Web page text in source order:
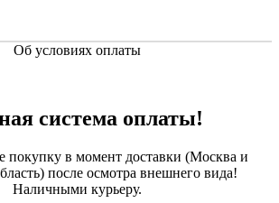
Об условиях оплаты
система оплаты!
покупку в момент доставки (Москва и
после осмотра внешнего вида!
Наличными курьеру.